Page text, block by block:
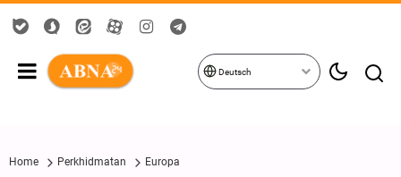
Deutsch
Home Perkhidmatan Europa